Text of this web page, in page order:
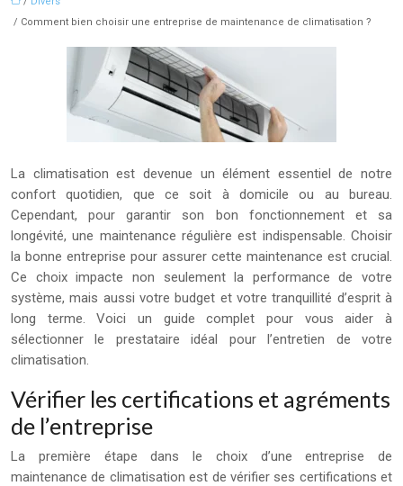
/ Comment bien choisir une entreprise de maintenance de climatisation ?
La climatisation est devenue un élément essentiel de notre
confort quotidien, que ce soit à domicile ou au bureau.
Cependant, pour garantir son bon fonctionnement et sa
longévité, une maintenance régulière est indispensable. Choisir
la bonne entreprise pour assurer cette maintenance est crucial.
Ce choix impacte non seulement la performance de votre
système, mais aussi votre budget et votre tranquillité d’esprit à
long terme. Voici un guide complet pour vous aider à
sélectionner le prestataire idéal pour l’entretien de votre
climatisation.
Vérifier les certifications et agréments
de l’entreprise
La première étape dans le choix d’une entreprise de
maintenance de climatisation est de vérifier ses certifications et